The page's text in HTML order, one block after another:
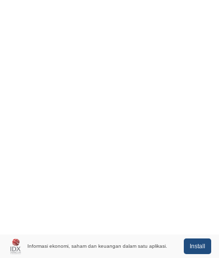
Informasi ekonomi, saham dan keuangan dalam satu aplikasi. Install